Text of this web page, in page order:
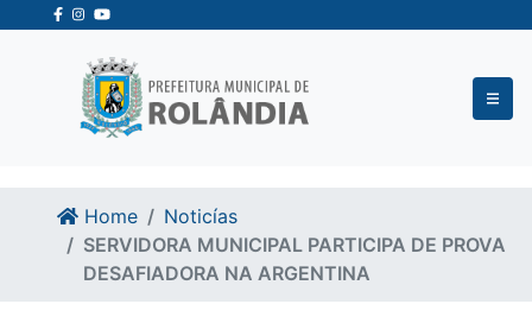
Ir para o conteudo
Ir para o fim do conteudo
Home
Noticías
SERVIDORA MUNICIPAL PARTICIPA DE PROVA
DESAFIADORA NA ARGENTINA